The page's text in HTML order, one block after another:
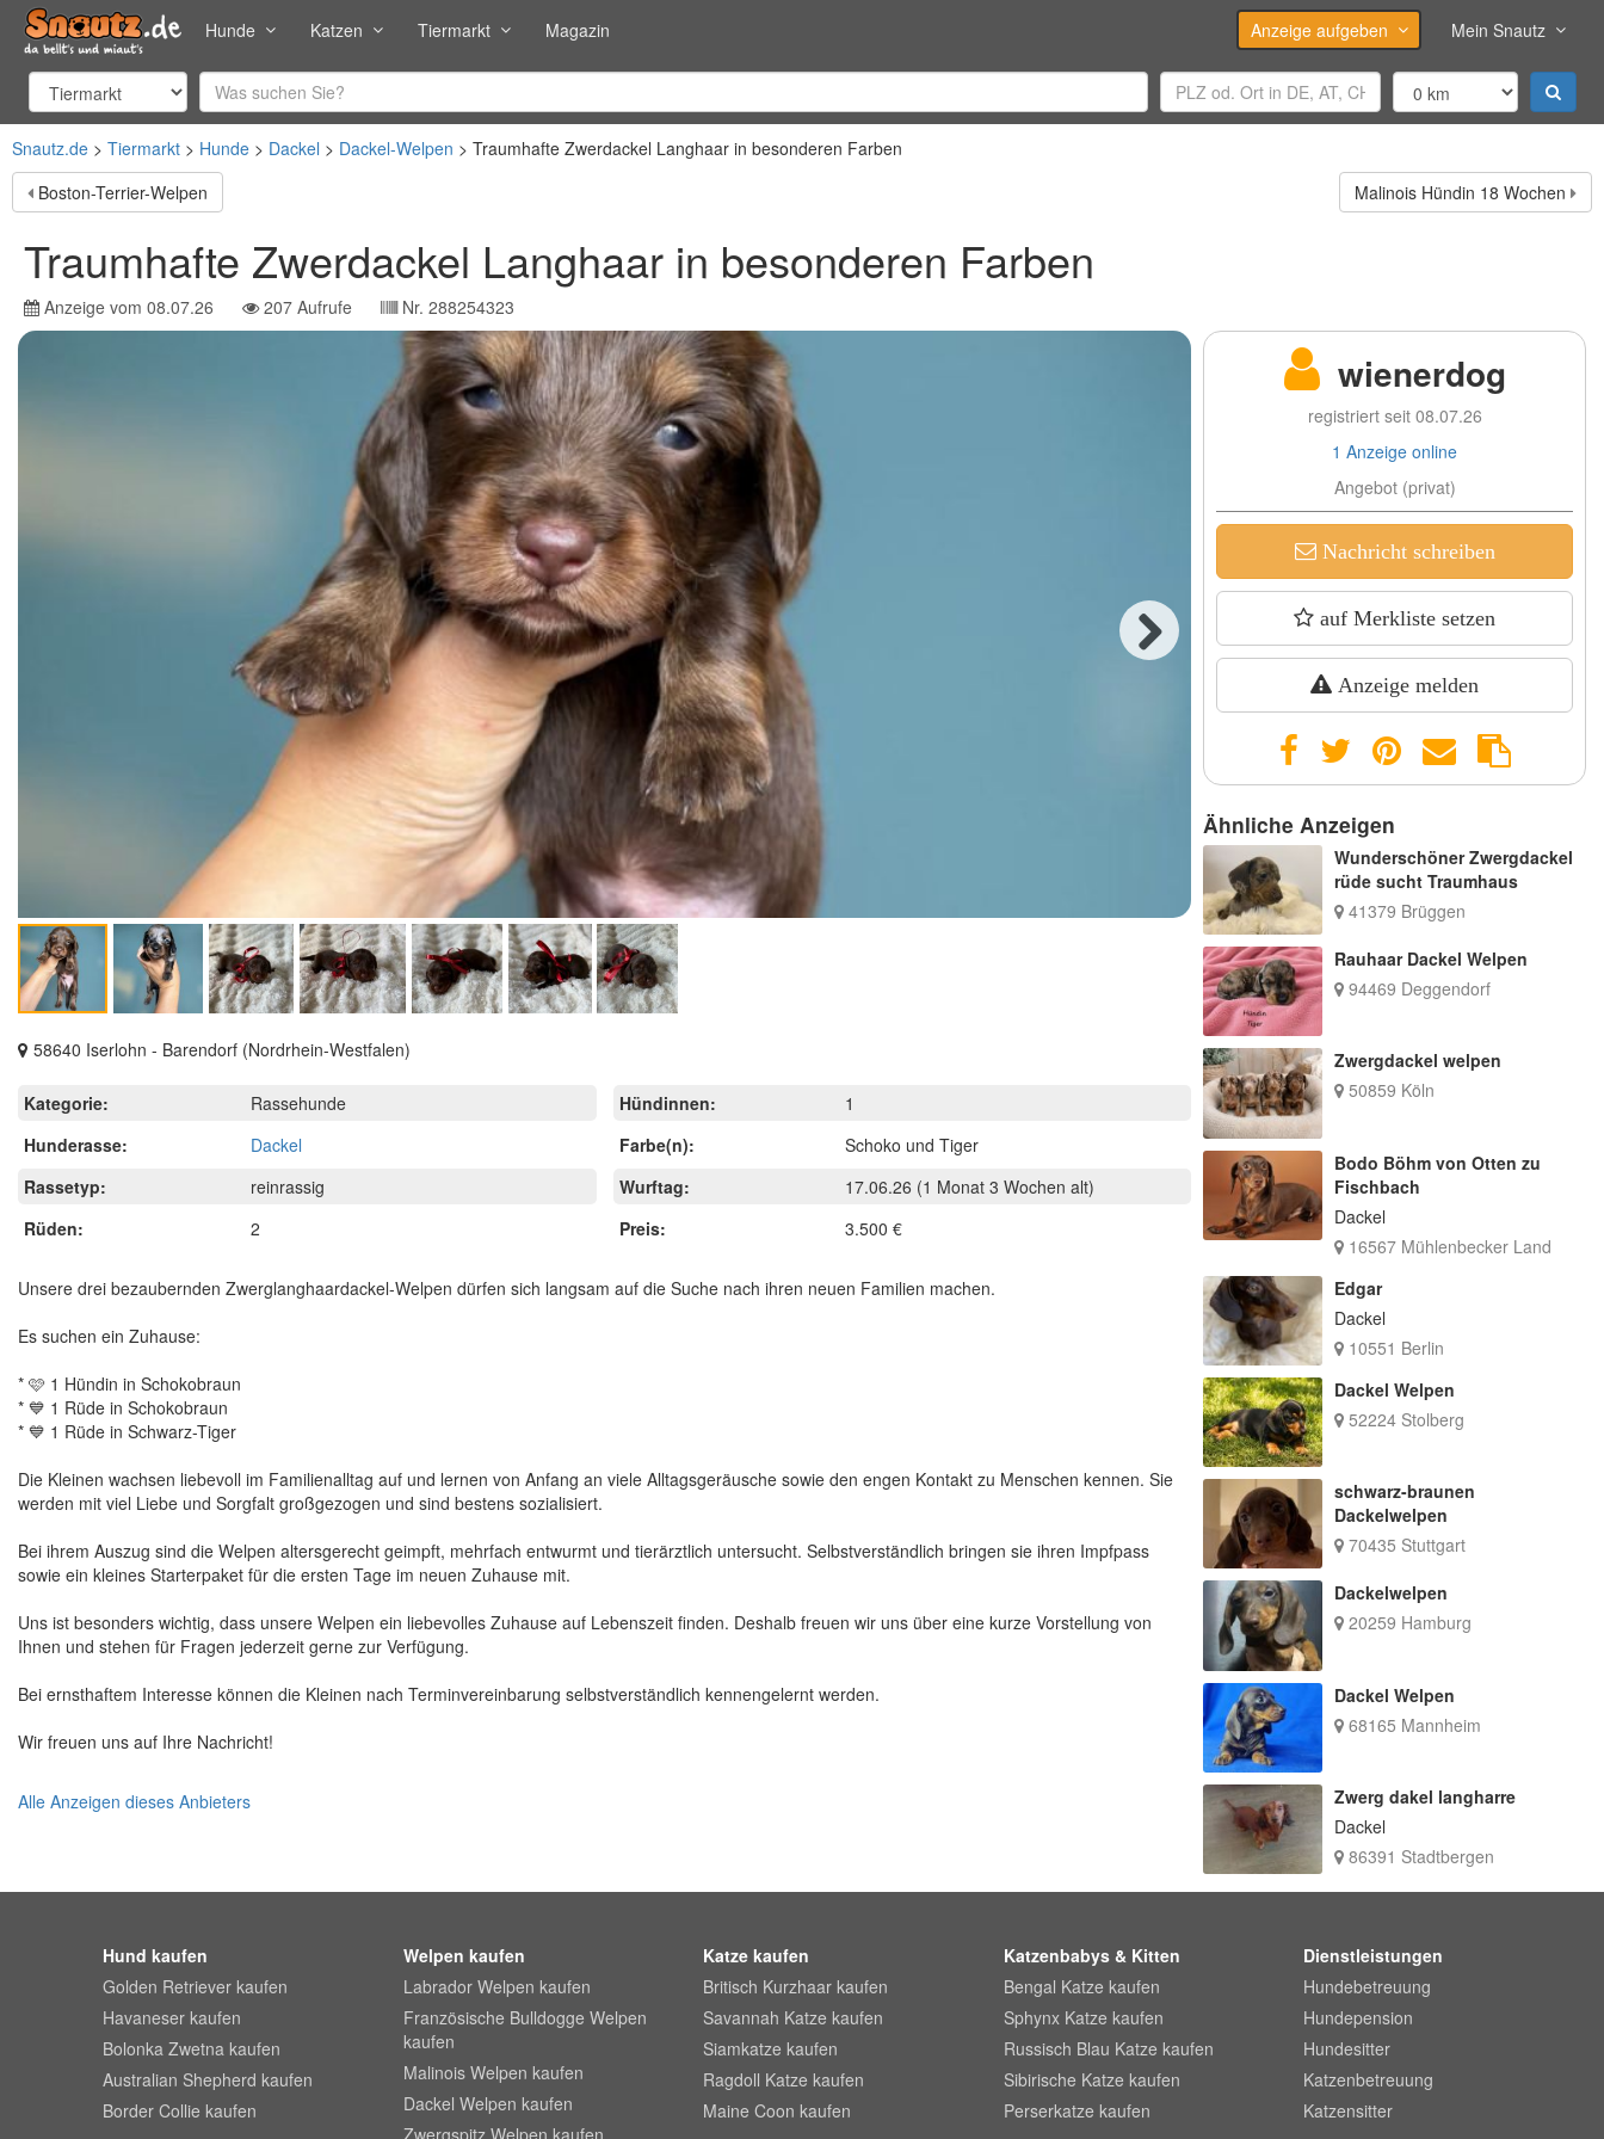
Hunde Katzen Tiermarkt Magazin Anzeige aufgeben Mein Snautz
Snautz.de Tiermarkt Hunde Dackel Dackel-Welpen
Traumhafte Zwerdackel Langhaar in besonderen Farben
Boston-Terrier-Welpen
Malinois Hündin 18 Wochen
Traumhafte Zwerdackel Langhaar in besonderen Farben
Anzeige vom 08.07.26 207 Aufrufe Nr. 288254323
58640 Iserlohn - Barendorf (Nordrhein-Westfalen)
Kategorie:
Rassehunde
Hunderasse:
Dackel
Rassetyp:
reinrassig
Rüden:
2
Hündinnen:
1
Farbe(n):
Schoko und Tiger
Wurftag:
17.06.26 (1 Monat 3 Wochen alt)
Preis:
3.500 €
Unsere drei bezaubernden Zwerglanghaardackel-Welpen dürfen sich langsam auf die Suche nach ihren neuen Familien machen.
Es suchen ein Zuhause:
* 🩷 1 Hündin in Schokobraun
* 💙 1 Rüde in Schokobraun
* 💙 1 Rüde in Schwarz-Tiger
Die Kleinen wachsen liebevoll im Familienalltag auf und lernen von Anfang an viele Alltagsgeräusche sowie den engen Kontakt zu Menschen kennen. Sie
werden mit viel Liebe und Sorgfalt großgezogen und sind bestens sozialisiert.
Bei ihrem Auszug sind die Welpen altersgerecht geimpft, mehrfach entwurmt und tierärztlich untersucht. Selbstverständlich bringen sie ihren Impfpass
sowie ein kleines Starterpaket für die ersten Tage im neuen Zuhause mit.
Uns ist besonders wichtig, dass unsere Welpen ein liebevolles Zuhause auf Lebenszeit finden. Deshalb freuen wir uns über eine kurze Vorstellung von
Ihnen und stehen für Fragen jederzeit gerne zur Verfügung.
Bei ernsthaftem Interesse können die Kleinen nach Terminvereinbarung selbstverständlich kennengelernt werden.
Wir freuen uns auf Ihre Nachricht!
Alle Anzeigen dieses Anbieters
wienerdog
registriert seit 08.07.26
1 Anzeige online
Angebot (privat)
Nachricht schreiben
auf Merkliste setzen
Anzeige melden
Ähnliche Anzeigen
Wunderschöner Zwergdackel
rüde sucht Traumhaus
41379 Brüggen
Rauhaar Dackel Welpen
94469 Deggendorf
Zwergdackel welpen
50859 Köln
Bodo Böhm von Otten zu
Fischbach
Dackel
16567 Mühlenbecker Land
Edgar
Dackel
10551 Berlin
Dackel Welpen
52224 Stolberg
schwarz-braunen
Dackelwelpen
70435 Stuttgart
Dackelwelpen
20259 Hamburg
Dackel Welpen
68165 Mannheim
Zwerg dakel langharre
Dackel
86391 Stadtbergen
Hund kaufen
Golden Retriever kaufen
Havaneser kaufen
Bolonka Zwetna kaufen
Australian Shepherd kaufen
Border Collie kaufen
Welpen kaufen
Labrador Welpen kaufen
Französische Bulldogge Welpen
kaufen
Malinois Welpen kaufen
Dackel Welpen kaufen
Katze kaufen
Britisch Kurzhaar kaufen
Savannah Katze kaufen
Siamkatze kaufen
Ragdoll Katze kaufen
Maine Coon kaufen
Katzenbabys & Kitten
Bengal Katze kaufen
Sphynx Katze kaufen
Russisch Blau Katze kaufen
Sibirische Katze kaufen
Perserkatze kaufen
Dienstleistungen
Hundebetreuung
Hundepension
Hundesitter
Katzenbetreuung
Katzensitter